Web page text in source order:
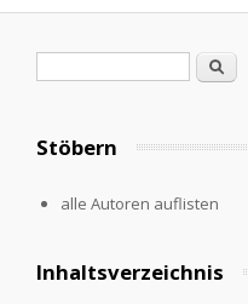
Suche
Stöbern
alle Autoren auflisten
Inhaltsverzeichnis